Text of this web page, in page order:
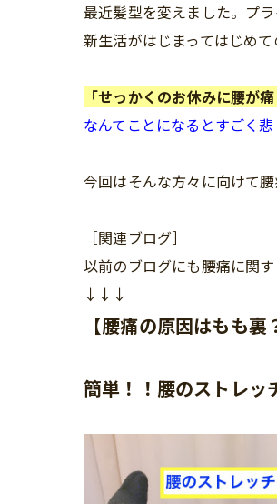
最近髪型を変えました。プ
新生活がはじまってはじめ
「せっかくのお休みに腰が
なんてことになるとすごく
今回はそんな方々に向けて
［関連ブログ］
以前のブログにも腰痛に関
↓↓↓
【腰痛の原因はもも
簡単！！腰のストレッ